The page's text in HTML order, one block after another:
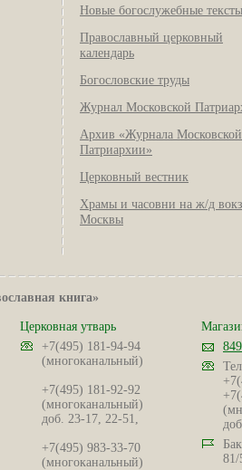
Новые богослужебные тексты
Православный церковный
календарь
Богословские труды
Журнал Московской
Архив «Журнала Московской
Патриархии»
Церковный вестник
Храмы и часовни на ж/д
Москвы
книга»
Церковная утварь
+7(495) 181-94-94
(многоканальный)
+7(495) 181-92-92
(многоканальный)
доб. 23-17, 22-51,
+7(495) 983-33-70
(многоканальный)
81/